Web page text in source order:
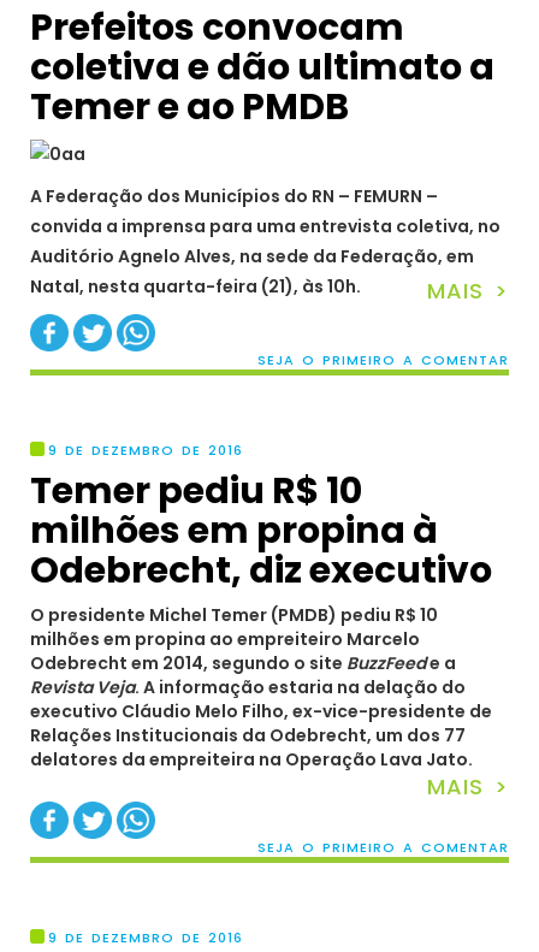
Prefeitos convocam
coletiva e dão ultimato a
Temer e ao PMDB
A Federação dos Municípios do RN – FEMURN –
convida a imprensa para uma entrevista coletiva, no
Auditório Agnelo Alves, na sede da Federação, em
Natal, nesta quarta-feira (21), às 10h.
MAIS >
SEJA O PRIMEIRO A COMENTAR
9 DE DEZEMBRO DE 2016
Temer pediu R$ 10
milhões em propina à
Odebrecht, diz executivo
O presidente Michel Temer (PMDB) pediu R$ 10
milhões em propina ao empreiteiro Marcelo
Odebrecht em 2014, segundo o site BuzzFeede a
Revista Veja. A informação estaria na delação do
executivo Cláudio Melo Filho, ex-vice-presidente de
Relações Institucionais da Odebrecht, um dos 77
delatores da empreiteira na Operação Lava Jato.
MAIS >
SEJA O PRIMEIRO A COMENTAR
9 DE DEZEMBRO DE 2016